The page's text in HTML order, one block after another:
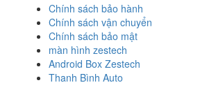
Chính sách bảo hành
Chính sách vận chuyển
Chính sách bảo mật
màn hình zestech
Android Box Zestech
Thanh Bình Auto